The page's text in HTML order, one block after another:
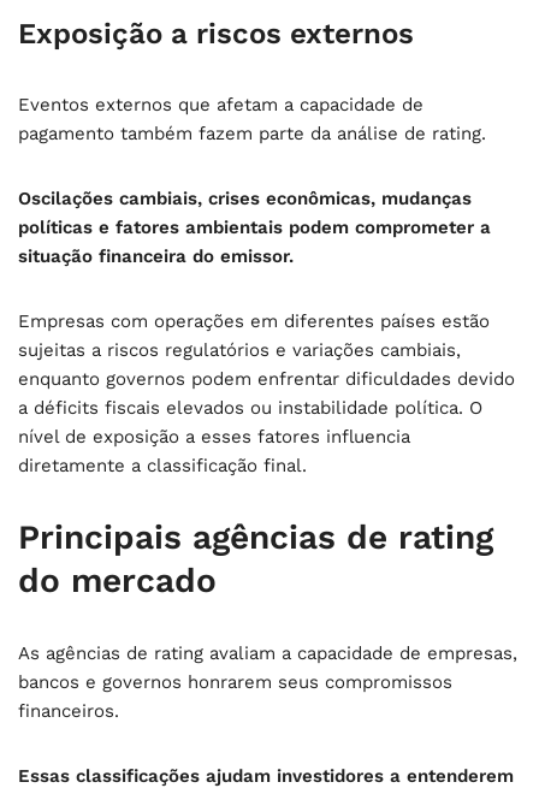
Exposição a riscos externos
Eventos externos que afetam a capacidade de
pagamento também fazem parte da análise de rating.
Oscilações cambiais, crises econômicas, mudanças
políticas e fatores ambientais podem comprometer a
situação financeira do emissor.
Empresas com operações em diferentes países estão
sujeitas a riscos regulatórios e variações cambiais,
enquanto governos podem enfrentar dificuldades devido
a déficits fiscais elevados ou instabilidade política. O
nível de exposição a esses fatores influencia
diretamente a classificação final.
Principais agências de rating
do mercado
As agências de rating avaliam a capacidade de empresas,
bancos e governos honrarem seus compromissos
financeiros.
Essas classificações ajudam investidores a entenderem